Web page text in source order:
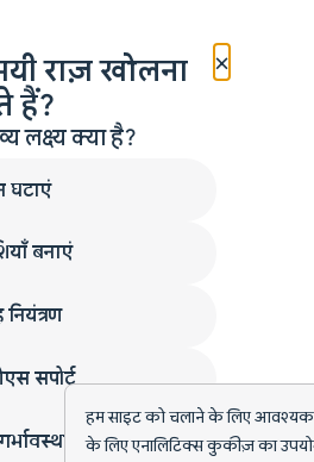
हम साइट को चलाने के लिए
के लिए एनालिटिक्स कुकीज़ का
×
राज़ खोलना
हैं?
लक्ष्य क्या है?
घटाएं
बनाएं
सपोर्ट